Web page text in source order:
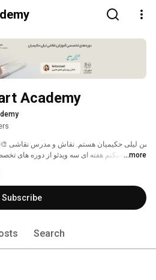
Academy
...more
Subscribe
Search